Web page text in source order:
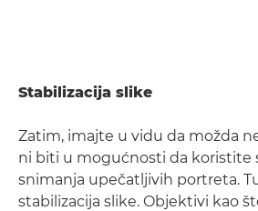
Stabilizacija slike
Zatim, imajte u vidu da možda
ni biti u mogućnosti da koristite
snimanja upečatljivih portreta.
stabilizacija slike. Objektivi kao